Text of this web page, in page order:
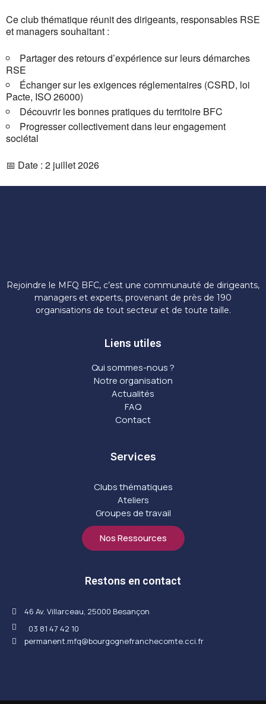
Ce club thématique réunit des dirigeants, responsables RSE
et managers souhaitant :
Partager des retours d’expérience sur leurs démarches
RSE
Échanger sur les exigences réglementaires (CSRD, loi
Pacte, ISO 26000)
Découvrir les bonnes pratiques du territoire BFC
Progresser collectivement dans leur engagement
sociétal
📅 Date : 2 juillet 2026
Rejoindre le MFQ BFC, c’est une communauté de dirigeants,
managers et experts, provenant de près de 190
organisations de tout secteur et de toute taille.
Liens utiles
Qui sommes-nous ?
Notre organisation
Actualités
FAQ
Contact
Services
Clubs thématiques
Ateliers
Groupes de travail
Nos Ressources
Restons en contact
46 Av. Villarceau, 25000 Besançon
03 81 47 42 10
permanent.mfq@bourgognefranchecomte.cci.fr